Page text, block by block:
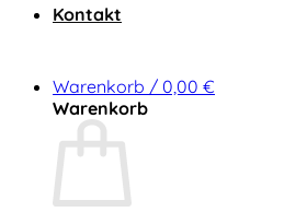
Kontakt
Warenkorb / 0,00 €
Warenkorb